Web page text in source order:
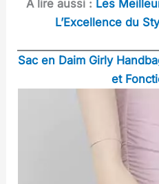
A lire aussi : Les
L’Excellence du
Sac en Daim Girly
et